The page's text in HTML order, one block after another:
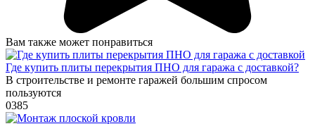
Вам также может понравиться
Где купить плиты перекрытия ПНО для гаража с доставкой?
В строительстве и ремонте гаражей большим спросом
пользуются
0385